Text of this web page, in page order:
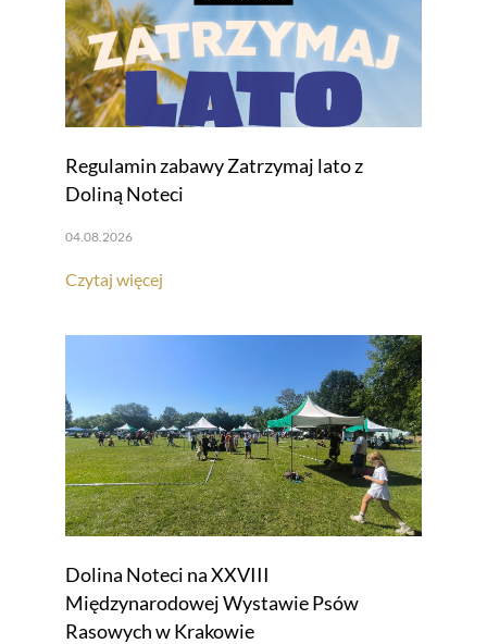
Regulamin zabawy Zatrzymaj lato z
Doliną Noteci
04.08.2026
Czytaj więcej
Dolina Noteci na XXVIII
Międzynarodowej Wystawie Psów
Rasowych w Krakowie